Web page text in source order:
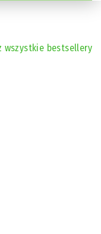
wszystkie bestsellery